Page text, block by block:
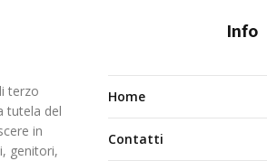
terzo
tutela del
in
genitori,
Info
Home
Contatti